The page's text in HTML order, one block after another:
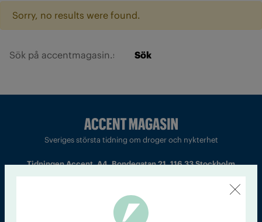
Sorry, no results were found.
Sök
Sveriges största tidning om droger och nykterhet
Tidningen Accent, A4, Bondegatan 21, 116 33 Stockholm
Chefredaktör och ansvarig utgivare: Barbro Janson Lundkvist,
barbro@a4.se.